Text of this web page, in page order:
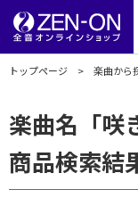
トップページ 楽曲から
楽曲名「咲
商品検索結